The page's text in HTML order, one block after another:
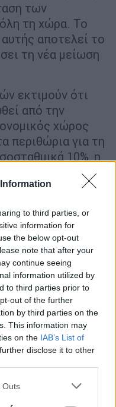
to third parties, or
information for
the below opt-out
note that after your
continue seeing
information utilized by
to third parties prior to
out of the further
by third parties on the
This information may
on the IAB’s List of
disclose it to other
one or more Google
Outs
των
τη χώρα. Το
αποτελεί το
τη νέα μείωση
εκτιμούν ότι
από την
χώρος
περιθώρια για τη
10%, η
στις περιοχές
αύξηση των
από την
στις
του
σε 7.000
σήμερα εκτός
μπορεί να
400-500 ευρώ.
που
χρόνια